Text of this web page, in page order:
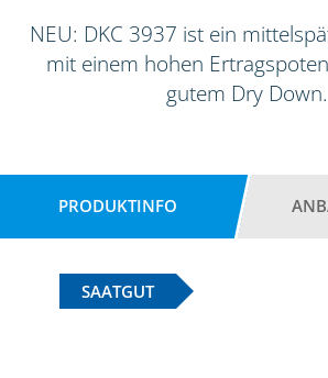
NEU: DKC 3937 ist ein
mit einem hohen
gutem Dry Down.
PRODUKTINFO
SAATGUT